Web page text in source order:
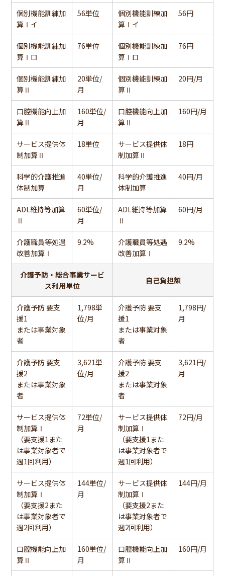
個別機能訓練加
算Ⅰイ
56単位
個別機能訓練加
算Ⅰイ
56円
個別機能訓練加
算Ⅰロ
76単位
個別機能訓練加
算Ⅰロ
76円
個別機能訓練加
算Ⅱ
20単位/
月
個別機能訓練加
算Ⅱ
20円/月
口腔機能向上加
算Ⅱ
160単位/
月
口腔機能向上加
算Ⅱ
160円/月
サービス提供体
制加算Ⅱ
18単位
サービス提供体
制加算Ⅱ
18円
科学的介護推進
体制加算
40単位/
月
科学的介護推進
体制加算
40円/月
ADL維持等加算
Ⅱ
60単位/
月
ADL維持等加算
Ⅱ
60円/月
介護職員等処遇
改善加算Ⅰ
9.2%
介護職員等処遇
改善加算Ⅰ
9.2%
介護予防・総合事業サービ
ス利用単位
自己負担額
介護予防 要支
援1
または事業対象
者
1,798単
位/月
介護予防 要支
援1
または事業対象
者
1,798円/
月
介護予防 要支
援2
または事業対象
者
3,621単
位/月
介護予防 要支
援2
または事業対象
者
3,621円/
月
サービス提供体
制加算Ⅰ
（要支援1また
は事業対象者で
週1回利用）
72単位/
月
サービス提供体
制加算Ⅰ
（要支援1また
は事業対象者で
週1回利用）
72円/月
サービス提供体
制加算Ⅰ
（要支援2また
は事業対象者で
週2回利用）
144単位/
月
サービス提供体
制加算Ⅰ
（要支援2また
は事業対象者で
週2回利用）
144円/月
口腔機能向上加
算Ⅱ
160単位/
月
口腔機能向上加
算Ⅱ
160円/月